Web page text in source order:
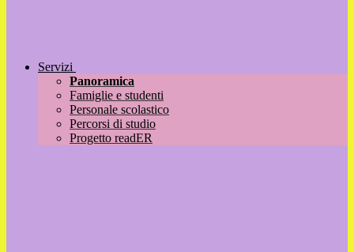
Servizi
Panoramica
Famiglie e studenti
Personale scolastico
Percorsi di studio
Progetto readER